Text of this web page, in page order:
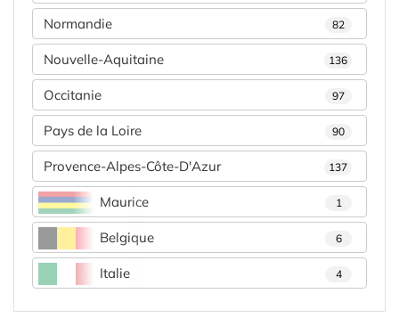
Normandie 82
Nouvelle-Aquitaine 136
Occitanie 97
Pays de la Loire 90
Provence-Alpes-Côte-D'Azur 137
Maurice 1
Belgique 6
Italie 4